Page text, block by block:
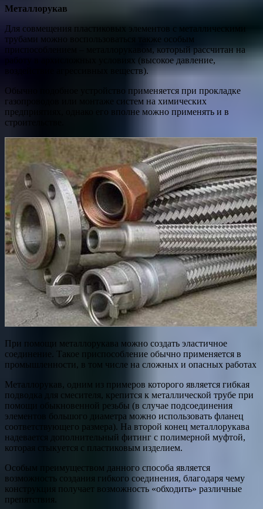
Металлорукав
Для совмещения пластиковых элементов с металлическими
трубами можно воспользоваться также особым
приспособлением – металлорукавом, который рассчитан на
работу в архисложных условиях (высокое давление,
воздействие агрессивных веществ).
Обычно подобное устройство применяется при прокладке
газопроводов или монтаже систем на химических
предприятиях, однако его вполне можно применять и в
строительстве.
При помощи металлорукава можно создать эластичное
соединение. Такое приспособление обычно применяется в
промышленности, в том числе на сложных и опасных работах
Металлорукав, одним из примеров которого является гибкая
подводка для смесителя, крепится к металлической трубе при
помощи обыкновенной резьбы (в случае подсоединения
элементов большого диаметра можно использовать фланец
соответствующего размера). На второй конец металлорукава
надевается дополнительный фитинг с полимерной муфтой,
которая стыкуется с пластиковым изделием.
Особым преимуществом данного способа является
возможность создания гибкого соединения, благодаря чему
конструкция получает возможность «обходить» различные
препятствия.